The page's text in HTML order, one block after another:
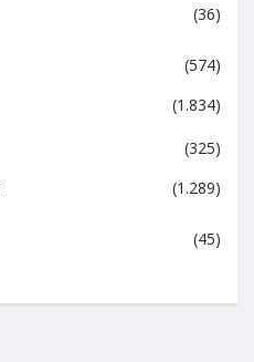
(36)
(574)
(1.834)
(325)
(1.289)
(45)